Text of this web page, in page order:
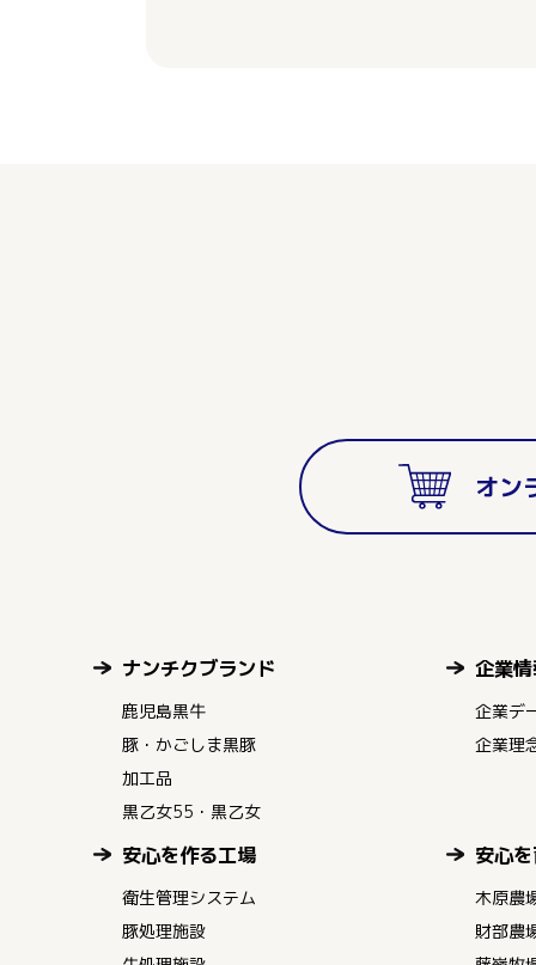
オン
ナンチクブランド
鹿児島黒牛
豚・かごしま黒豚
加工品
黒乙女55・黒乙女
安心を作る工場
衛生管理システム
豚処理施設
企業
企業デ
企業理
安心
木原農
財部農